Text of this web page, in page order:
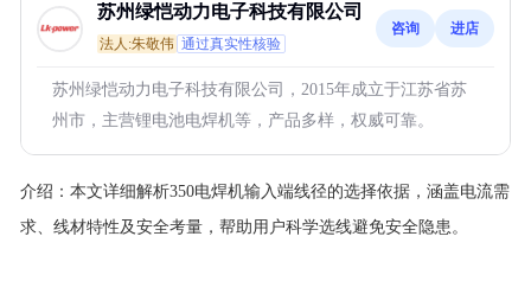
苏州绿恺动力电子科技有限公司
法人:朱敬伟 通过真实性核验
咨询 进店
苏州绿恺动力电子科技有限公司，2015年成立于江苏省苏
州市，主营锂电池电焊机等，产品多样，权威可靠。
介绍： 本文详细解析350电焊机输入端线径的选择依据，涵盖电流需
求、线材特性及安全考量，帮助用户科学选线避免安全隐患。